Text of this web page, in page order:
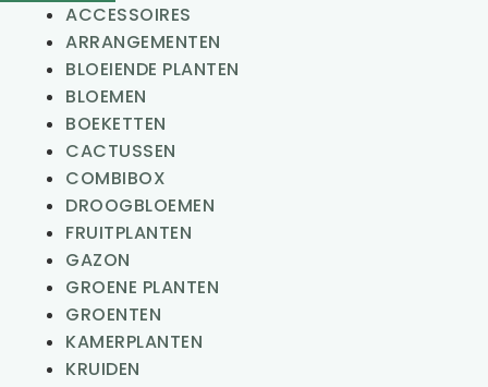
ACCESSOIRES
ARRANGEMENTEN
BLOEIENDE PLANTEN
BLOEMEN
BOEKETTEN
CACTUSSEN
COMBIBOX
DROOGBLOEMEN
FRUITPLANTEN
GAZON
GROENE PLANTEN
GROENTEN
KAMERPLANTEN
KRUIDEN